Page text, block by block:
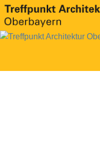
Skip
to
content